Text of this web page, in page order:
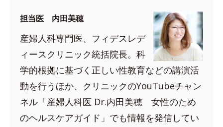
担当医 内田美穂
産婦人科専門医、フィデスレデ
ィースクリニック統括院長。科
学的根拠に基づく正しい性教育などの講演活
動を行うほか、クリニックのYouTubeチャン
ネル「産婦人科医 Dr.内田美穂 女性のため
のヘルスケアガイド」でも情報を発信してい